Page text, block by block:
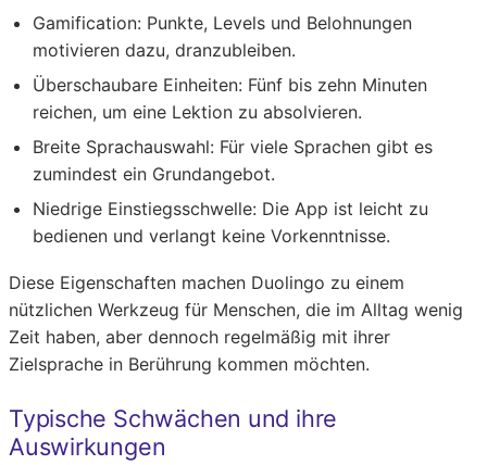
Gamification: Punkte, Levels und Belohnungen
motivieren dazu, dranzubleiben.
Überschaubare Einheiten: Fünf bis zehn Minuten
reichen, um eine Lektion zu absolvieren.
Breite Sprachauswahl: Für viele Sprachen gibt es
zumindest ein Grundangebot.
Niedrige Einstiegsschwelle: Die App ist leicht zu
bedienen und verlangt keine Vorkenntnisse.
Diese Eigenschaften machen Duolingo zu einem
nützlichen Werkzeug für Menschen, die im Alltag wenig
Zeit haben, aber dennoch regelmäßig mit ihrer
Zielsprache in Berührung kommen möchten.
Typische Schwächen und ihre
Auswirkungen